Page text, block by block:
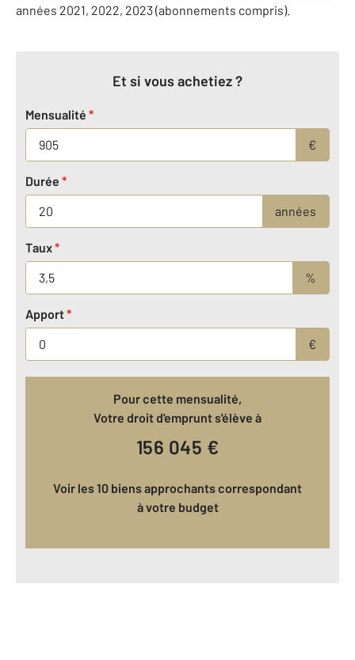
années 2021, 2022, 2023 (abonnements compris).
Et si vous achetiez ?
Mensualité *
€
Durée *
années
Taux*
%
Apport*
€
Pour cette mensualité,
Votre droit d'emprunt s'élève à
156 045 €
Voir les 10 biens approchants correspondant
à votre budget